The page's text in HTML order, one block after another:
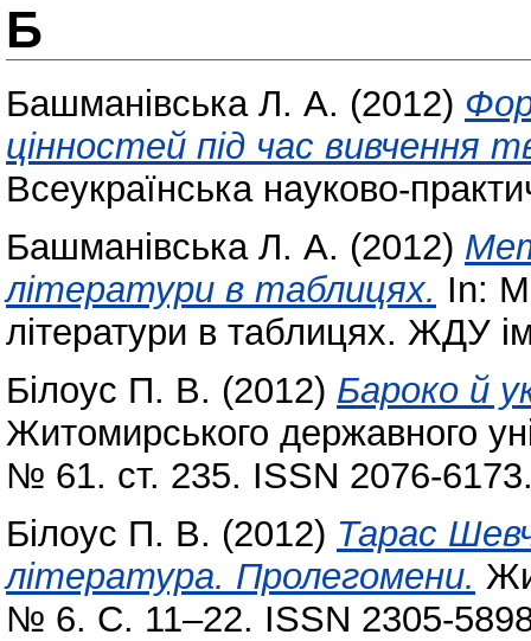
Б
Башманівська Л. А. (2012)
цінностей під час вивчення
Всеукраїнська науково-
Башманівська Л. А. (2012)
літератури в таблицях. In:
літератури в таблицях. ЖДУ
Білоус П. В. (2012) Бароко й
Житомирського державного
№ 61. ст. 235. ISSN 2076-
Білоус П. В. (2012) Тарас
література. Пролегомени.
№ 6. С. 11–22. ISSN 2305-